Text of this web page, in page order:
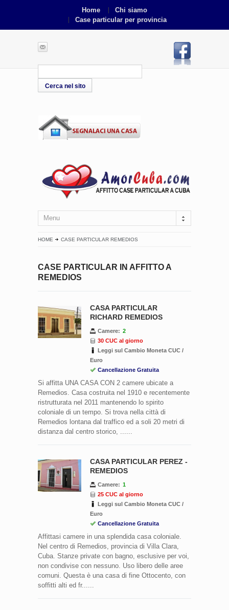
Home
Chi siamo
Case particular per provincia
Menu
HOME CASE PARTICULAR REMEDIOS
CASE PARTICULAR IN AFFITTO A
REMEDIOS
CASA PARTICULAR
RICHARD REMEDIOS
Camere: 2
30 CUC al giorno
Leggi sul Cambio Moneta CUC /
Euro
Cancellazione Gratuita
Si affitta UNA CASA CON 2 camere ubicate a
Remedios. Casa costruita nel 1910 e recentemente
ristrutturata nel 2011 mantenendo lo spirito
coloniale di un tempo. Si trova nella città di
Remedios lontana dal traffico ed a soli 20 metri di
distanza dal centro storico, ......
CASA PARTICULAR PEREZ -
REMEDIOS
Camere: 1
25 CUC al giorno
Leggi sul Cambio Moneta CUC /
Euro
Cancellazione Gratuita
Affittasi camere in una splendida casa coloniale.
Nel centro di Remedios, provincia di Villa Clara,
Cuba. Stanze private con bagno, esclusive per voi,
non condivise con nessuno. Uso libero delle aree
comuni. Questa è una casa di fine Ottocento, con
soffitti alti ed fr......